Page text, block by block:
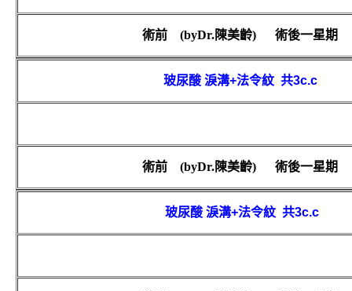
術前 (byDr.陳美齡) 術後一星期
玻尿酸 淚溝+法令紋 共3c.c
術前 (byDr.陳美齡) 術後一星期
玻尿酸 淚溝+法令紋 共3c.c